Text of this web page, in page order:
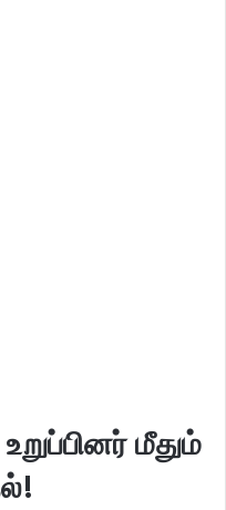
மீதும்